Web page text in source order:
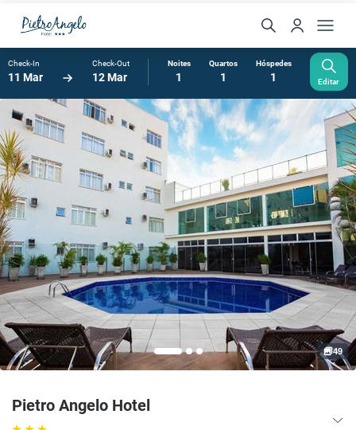
Check-In
11 Mar
Check-Out
12 Mar
Noites
1
Quartos
1
Hóspedes
1 Editar
Pietro Angelo Hotel
49